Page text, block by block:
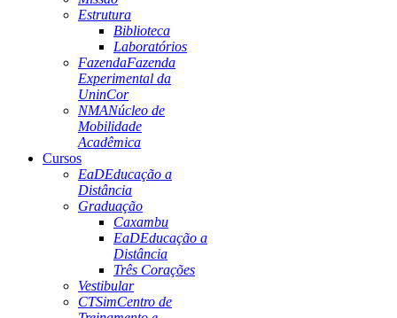
Estrutura
Biblioteca
Laboratórios
FazendaFazenda
Experimental da
UninCor
NMANúcleo de
Mobilidade
Acadêmica
Cursos
EaDEducação a
Distância
Graduação
Caxambu
EaDEducação a
Distância
Três Corações
Vestibular
CTSimCentro de